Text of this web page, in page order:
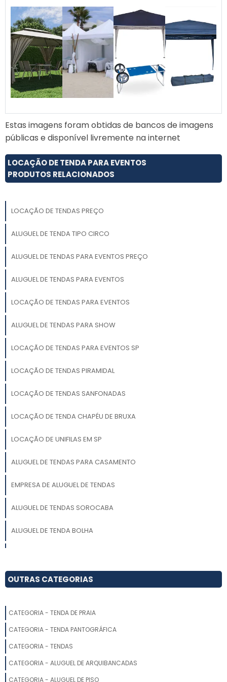
atender suas necessidades
com eficiência e estilo.
Estas imagens foram obtidas de bancos de imagens
públicas e disponível livremente na internet
LOCAÇÃO DE TENDA PARA EVENTOS
PRODUTOS RELACIONADOS
LOCAÇÃO DE TENDAS PREÇO
ALUGUEL DE TENDA TIPO CIRCO
ALUGUEL DE TENDAS PARA EVENTOS PREÇO
ALUGUEL DE TENDAS PARA EVENTOS
LOCAÇÃO DE TENDAS PARA EVENTOS
ALUGUEL DE TENDAS PARA SHOW
LOCAÇÃO DE TENDAS PARA EVENTOS SP
LOCAÇÃO DE TENDAS PIRAMIDAL
LOCAÇÃO DE TENDAS SANFONADAS
LOCAÇÃO DE TENDA CHAPÉU DE BRUXA
LOCAÇÃO DE UNIFILAS EM SP
ALUGUEL DE TENDAS PARA CASAMENTO
EMPRESA DE ALUGUEL DE TENDAS
ALUGUEL DE TENDAS SOROCABA
ALUGUEL DE TENDA BOLHA
LOCAÇÃO DE TENDAS SP
LOCAÇÃO DE TENDA FIXA
ALUGUEL TENDAS PARA EVENTOS SP
OUTRAS CATEGORIAS
CATEGORIA - TENDA DE PRAIA
CATEGORIA - TENDA PANTOGRÁFICA
CATEGORIA - TENDAS
CATEGORIA - ALUGUEL DE ARQUIBANCADAS
CATEGORIA - ALUGUEL DE PISO